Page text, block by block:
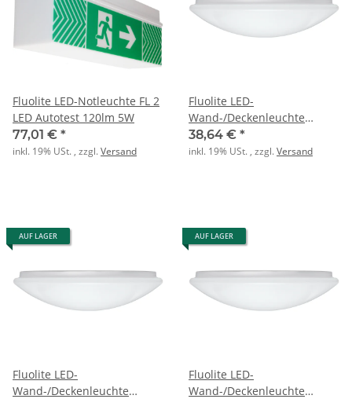
Fluolite LED-Notleuchte FL 2
LED Autotest 120lm 5W
77,01 € *
inkl. 19% USt. , zzgl.Versand
Fluolite LED-
Wand-/Deckenleuchte
WEILER FL 2 ML MC BASIC
840 2500lm 20W
38,64 € *
inkl. 19% USt. , zzgl.Versand
AUF LAGER
Fluolite LED-
Wand-/Deckenleuchte
AUF LAGER
Fluolite LED-
Wand-/Deckenleuchte